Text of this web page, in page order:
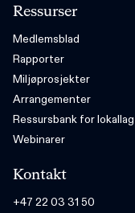
Ressurser
Medlemsblad
Rapporter
Miljøprosjekter
Arrangementer
Ressursbank for lokallag
Webinarer
Kontakt
+47 22 03 31 50